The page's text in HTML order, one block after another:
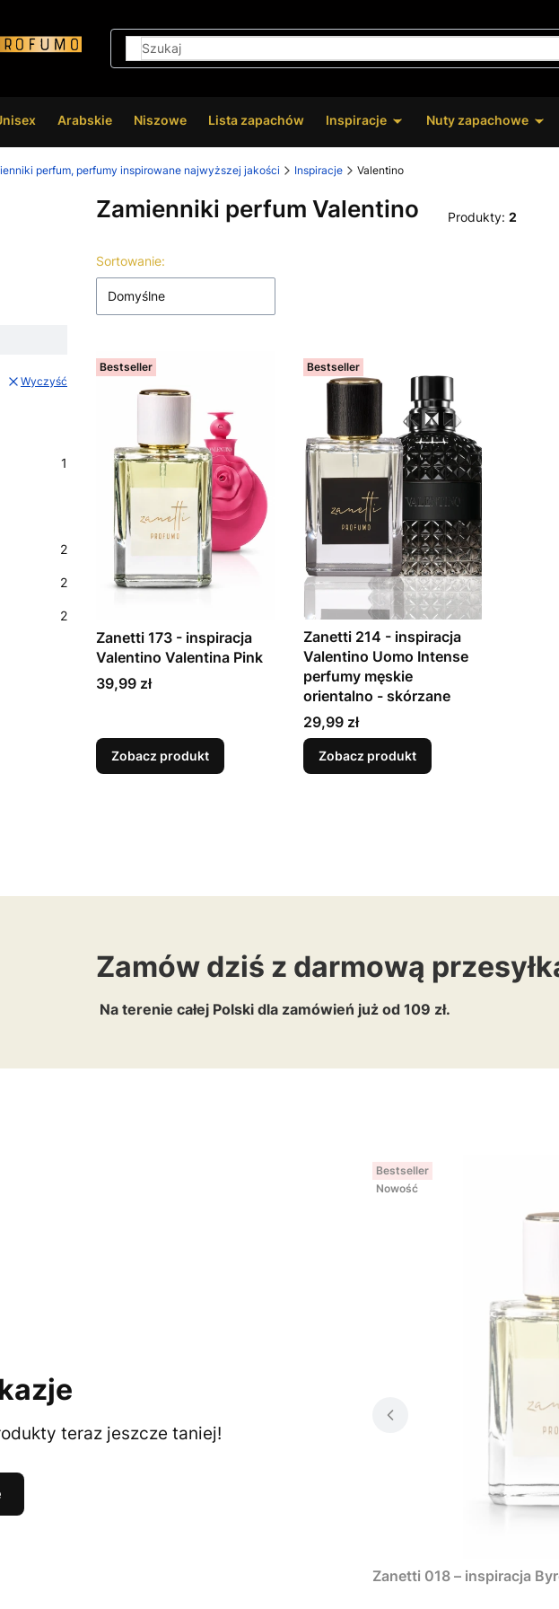
Arabskie Niszowe Lista zapachów Inspiracje Nuty zapachowe
perfum, perfumy inspirowane najwyższej jakości Inspiracje Valentino
Wyczyść
1
2
2
2
Zamienniki perfum Valentino Produkty: 2
Lista produktów
Sortowanie:
Domyślne
Bestseller
Zanetti 173 - inspiracja
Valentino Valentina Pink
Cena
39,99 zł
Zobacz produkt
Bestseller
Zanetti 214 - inspiracja
Valentino Uomo Intense
perfumy męskie
orientalno - skórzane
Cena
29,99 zł
Zobacz produkt
Zamów dziś z darmową
Na terenie całej Polski dla zamówień już od 109 zł.
teraz jeszcze taniej!
Bestseller
Nowość
Zanetti 018 – inspiracja